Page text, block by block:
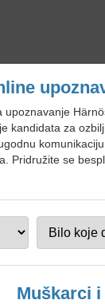
kandidata za
Pridružite se
Muškarci